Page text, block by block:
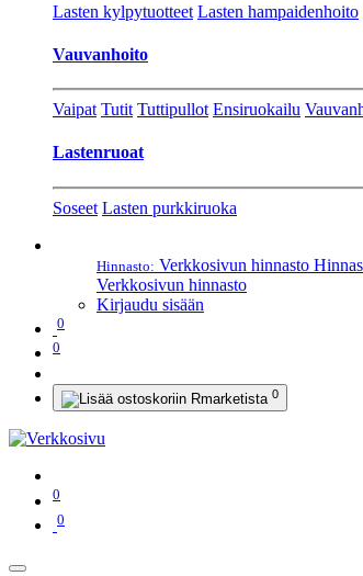
Lasten kylpytuotteet Lasten hampaidenhoito
Vauvanhoito
Vaipat Tutit Tuttipullot Ensiruokailu
Lastenruoat
Soseet Lasten purkkiruoka
Hinnasto: Verkkosivun hinnasto
Verkkosivun hinnasto
Kirjaudu sisään
0
0
0
0
0